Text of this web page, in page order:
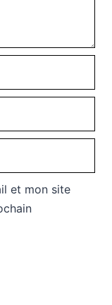
et mon site